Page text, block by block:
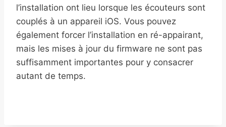
l’installation ont lieu lorsque les écouteurs sont
couplés à un appareil iOS. Vous pouvez
également forcer l’installation en ré-appairant,
mais les mises à jour du firmware ne sont pas
suffisamment importantes pour y consacrer
autant de temps.